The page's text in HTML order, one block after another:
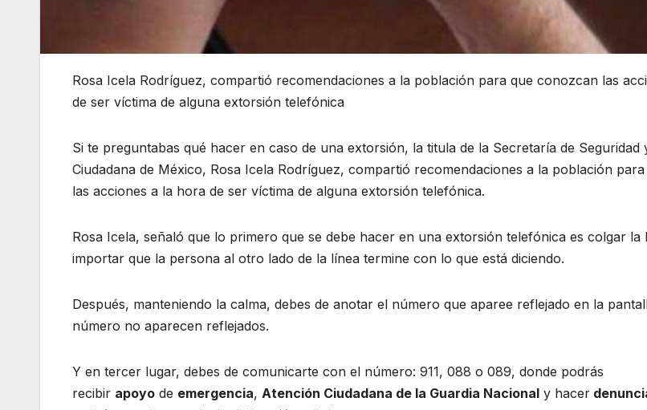
Rosa Icela Rodríguez, compartió recomendaciones a la población para que conozcan las
de ser víctima de alguna extorsión telefónica
Si te preguntabas qué hacer en caso de una extorsión, la titula de la Secretaría de Seguridad
Ciudadana de México, Rosa Icela Rodríguez, compartió recomendaciones a la población
las acciones a la hora de ser víctima de alguna extorsión telefónica.
Rosa Icela, señaló que lo primero que se debe hacer en una extorsión telefónica es colgar la
importar que la persona al otro lado de la línea termine con lo que está diciendo.
Después, manteniendo la calma, debes de anotar el número que aparee reflejado en la
número no aparecen reflejados.
Y en tercer lugar, debes de comunicarte con el número: 911, 088 o 089, donde podrás
recibir apoyo de emergencia, Atención Ciudadana de la Guardia Nacional y hacer